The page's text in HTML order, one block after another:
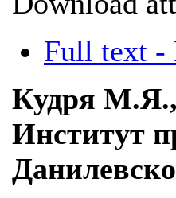
Full text -
Кудря
Институт